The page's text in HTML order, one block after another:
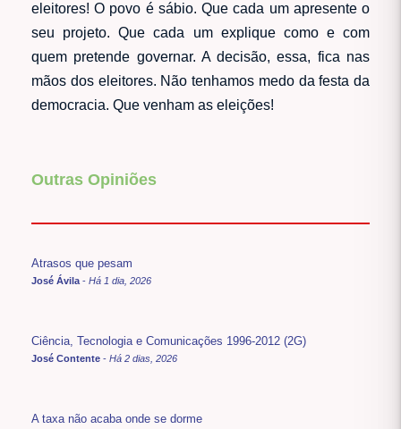
eleitores! O povo é sábio. Que cada um apresente o
seu projeto. Que cada um explique como e com
quem pretende governar. A decisão, essa, fica nas
mãos dos eleitores. Não tenhamos medo da festa da
democracia. Que venham as eleições!
Outras Opiniões
Atrasos que pesam
José Ávila - Há 1 dia, 2026
Ciência, Tecnologia e Comunicações 1996-2012 (2G)
José Contente - Há 2 dias, 2026
A taxa não acaba onde se dorme